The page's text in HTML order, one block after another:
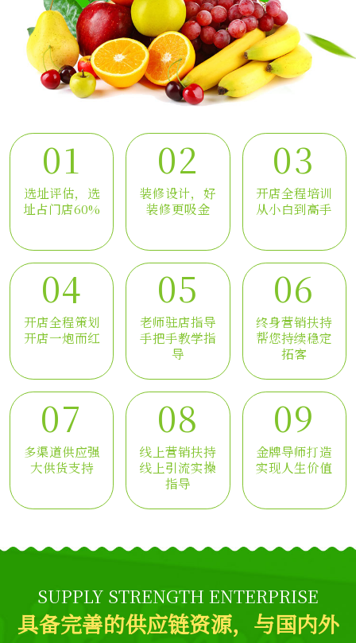
01
选址评估，选
址占门店60%
02
装修设计，好
装修更吸金
03
开店全程培训
从小白到高手
04
开店全程策划
开店一炮而红
05
老师驻店指导
手把手教学指
导
06
终身营销扶持
帮您持续稳定
拓客
07
多渠道供应强
大供货支持
08
线上营销扶持
线上引流实操
指导
09
金牌导师打造
实现人生价值
SUPPLY STRENGTH ENTERPRISE
具备完善的供应链资源，与国内外